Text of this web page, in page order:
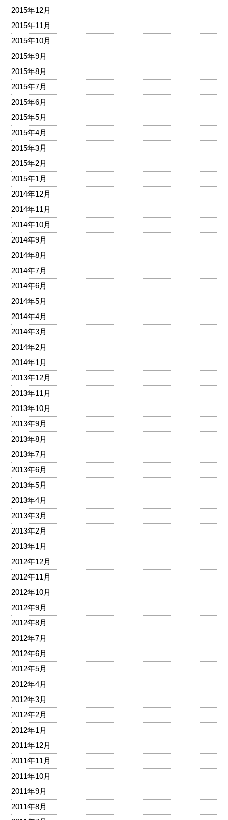
2015年12月
2015年11月
2015年10月
2015年9月
2015年8月
2015年7月
2015年6月
2015年5月
2015年4月
2015年3月
2015年2月
2015年1月
2014年12月
2014年11月
2014年10月
2014年9月
2014年8月
2014年7月
2014年6月
2014年5月
2014年4月
2014年3月
2014年2月
2014年1月
2013年12月
2013年11月
2013年10月
2013年9月
2013年8月
2013年7月
2013年6月
2013年5月
2013年4月
2013年3月
2013年2月
2013年1月
2012年12月
2012年11月
2012年10月
2012年9月
2012年8月
2012年7月
2012年6月
2012年5月
2012年4月
2012年3月
2012年2月
2012年1月
2011年12月
2011年11月
2011年10月
2011年9月
2011年8月